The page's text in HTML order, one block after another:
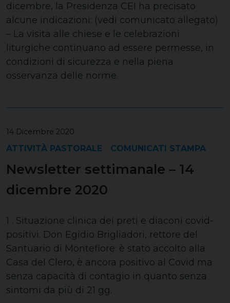
dicembre, la Presidenza CEI ha precisato
alcune indicazioni: (vedi comunicato allegato)
– La visita alle chiese e le celebrazioni
liturgiche continuano ad essere permesse, in
condizioni di sicurezza e nella piena
osservanza delle norme.
14 Dicembre 2020
ATTIVITÀ PASTORALE COMUNICATI STAMPA
Newsletter settimanale – 14
dicembre 2020
1 . Situazione clinica dei preti e diaconi covid-
positivi. Don Egidio Brigliadori, rettore del
Santuario di Montefiore: è stato accolto alla
Casa del Clero, è ancora positivo al Covid ma
senza capacità di contagio in quanto senza
sintomi da più di 21 gg.